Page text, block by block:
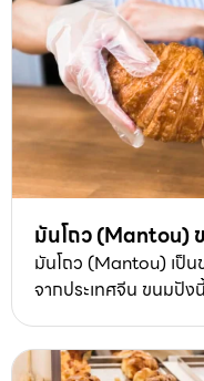
มันโถว (Mantou)
มันโถว (Mantou) เป็
จากประเทศจีน ขนมปัง